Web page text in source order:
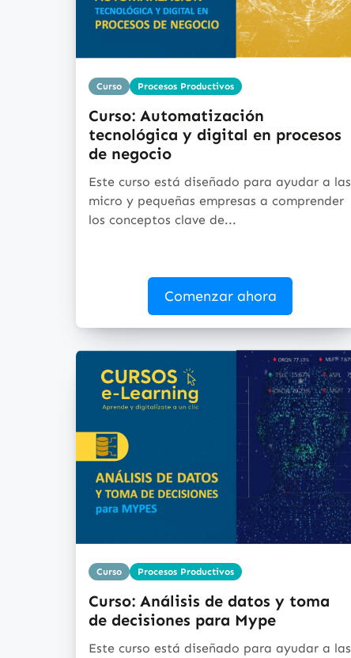
Curso Procesos Productivos
Curso: Automatización
tecnológica y digital en procesos
de negocio
Este curso está diseñado para ayudar a las
micro y pequeñas empresas a comprender
los conceptos clave de...
Comenzar ahora
Curso Procesos Productivos
Curso: Análisis de datos y toma
de decisiones para Mype
Este curso está diseñado para ayudar a las